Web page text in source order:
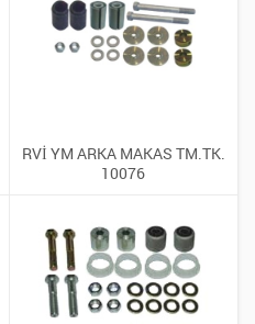
RVİ YM ARKA MAKAS TM.TK.
10076